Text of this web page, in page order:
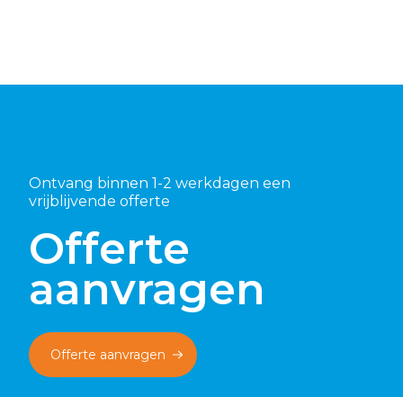
Ontvang binnen 1-2 werkdagen een
vrijblijvende offerte
Offerte
aanvragen
Offerte aanvragen